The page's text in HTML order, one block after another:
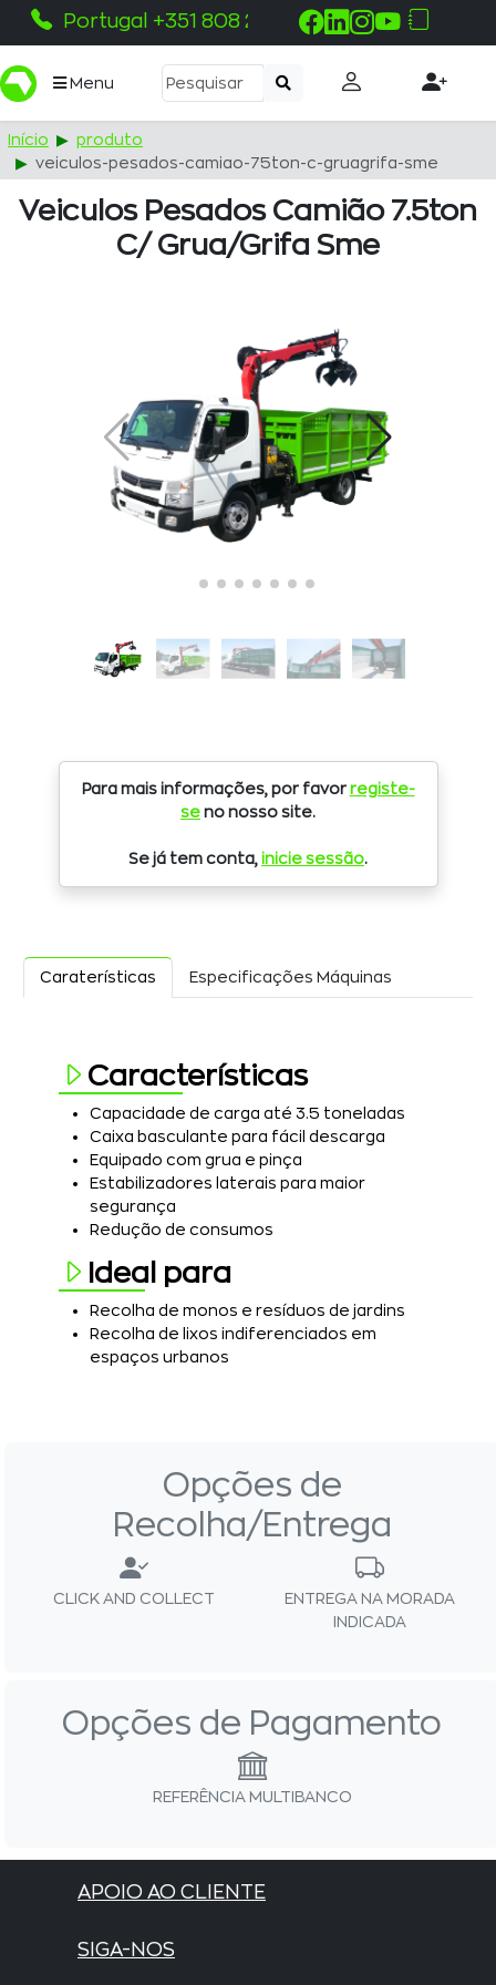
Portugal +351 808 215 115
Menu
Início
produto
veiculos-pesados-camiao-75ton-c-gruagrifa-sme
Veiculos Pesados Camião 7.5ton
C/ Grua/grifa Sme
Para mais informações, por favor registe-
se no nosso site.
Se já tem conta, inicie sessão.
Caraterísticas Especificações Máquinas
Características
Capacidade de carga até 3.5 toneladas
Caixa basculante para fácil descarga
Equipado com grua e pinça
Estabilizadores laterais para maior
segurança
Redução de consumos
Ideal para
Recolha de monos e resíduos de jardins
Recolha de lixos indiferenciados em
espaços urbanos
Opções de
Recolha/Entrega
CLICK AND COLLECT
ENTREGA NA MORADA
INDICADA
Opções de Pagamento
REFERÊNCIA MULTIBANCO
APOIO AO CLIENTE
SIGA-NOS